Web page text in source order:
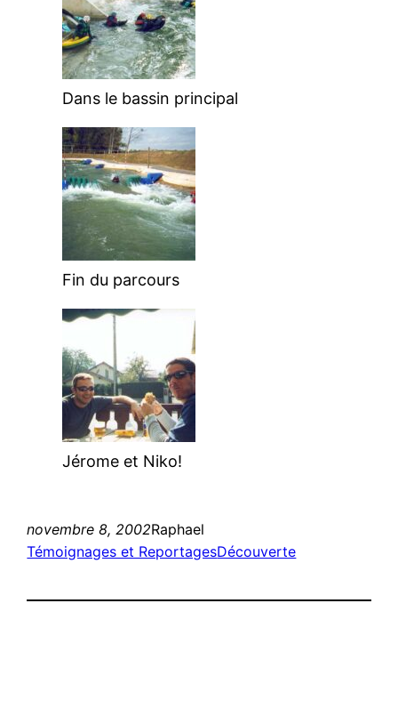
Dans le bassin principal
Fin du parcours
Jérome et Niko!
novembre 8, 2002Raphael
Témoignages et ReportagesDécouverte